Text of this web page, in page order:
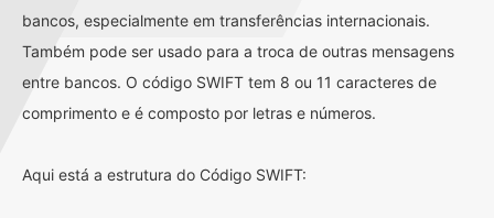
bancos, especialmente em transferências internacionais.
Também pode ser usado para a troca de outras mensagens
entre bancos. O código SWIFT tem 8 ou 11 caracteres de
comprimento e é composto por letras e números.
Aqui está a estrutura do Código SWIFT: